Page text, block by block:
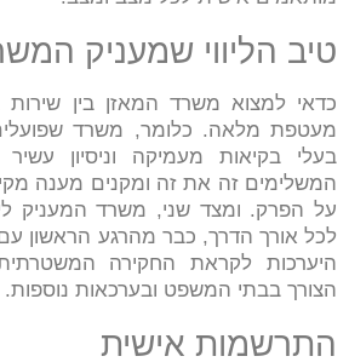
טיב הליווי שמעניק
כדאי למצוא משרד המאזן בין שירות
מעטפת מלאה. כלומר, משרד
בעלי בקיאות מעמיקה וניסיון עשיר
המשלימים זה את זה ומקנים מענה
על הפרק. ומצד שני, משרד המעניק
לכל אורך הדרך, כבר מהרגע הראשון
היערכות לקראת החקירה
הצורך בבתי המשפט ובערכאות נוספות.
התרשמות אישית